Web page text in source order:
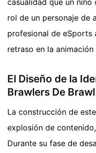
casualidad que un niño
rol de un personaje de
profesional de eSports
retraso en la
El Diseño de la
Brawlers De
La construcción de
explosión de
Durante su fase de